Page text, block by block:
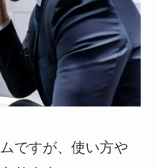
ですが、使い方や